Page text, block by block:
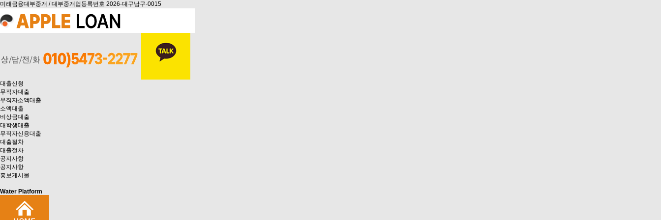
미래금융대부중개 / 대부중개업등록번호 2026-대구남구-0015
대출신청
무직자대출
무직자소액대출
소액대출
비상금대출
대학생대출
무직자신용대출
대출절차
대출절차
공지사항
공지사항
홍보게시물
Water Platform